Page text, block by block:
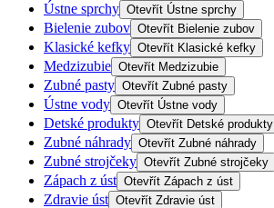
Ústne sprchy Otevřít Ústne sprchy
Bielenie zubov Otevřít Bielenie zubov
Klasické kefky Otevřít Klasické kefky
Medzizubie Otevřít Medzizubie
Zubné pasty Otevřít Zubné pasty
Ústne vody Otevřít Ústne vody
Detské produkty Otevřít Detské produkty
Zubné náhrady Otevřít Zubné náhrady
Zubné strojčeky Otevřít Zubné strojčeky
Zápach z úst Otevřít Zápach z úst
Zdravie úst Otevřít Zdravie úst